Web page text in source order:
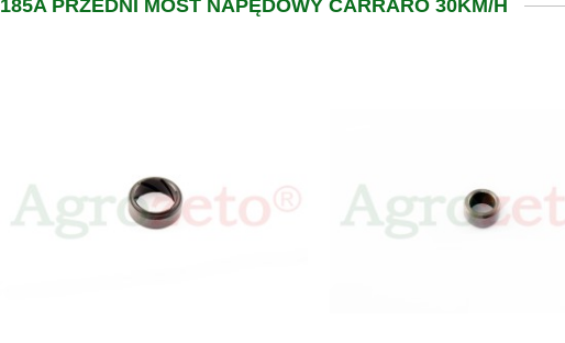
185A PRZEDNI MOST NAPĘDOWY CARRARO 30KM/H